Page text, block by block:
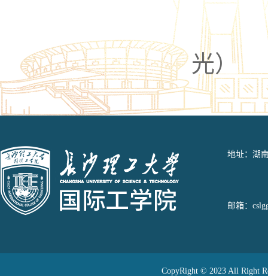
光）
地址：湖
邮箱：
CopyRight © 2023 All Right